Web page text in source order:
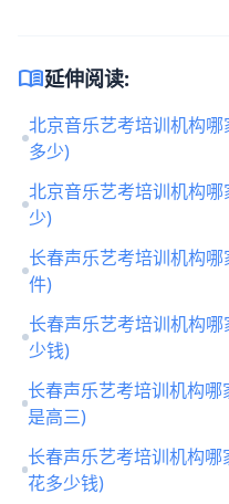
menu_book延伸阅读:
北京音乐艺考培训机构
多少)
北京音乐艺考培训机构
少)
长春声乐艺考培训机构
件)
长春声乐艺考培训机构
少钱)
长春声乐艺考培训机构
是高三)
长春声乐艺考培训机构
花多少钱)